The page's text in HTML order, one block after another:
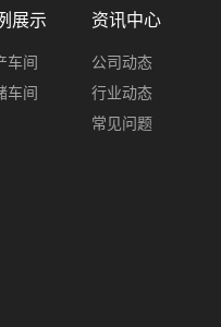
展示
车间
车间
资讯中心
公司动态
行业动态
常见问题